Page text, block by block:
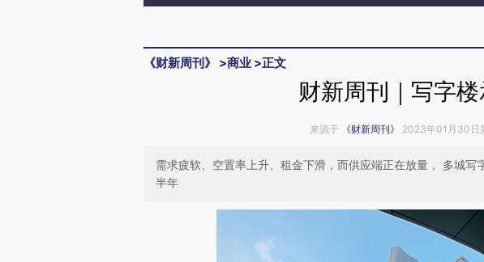
《财新周刊》 >商业 >正文
财新周刊｜写字
来源于 《财新周刊》 2023年01月30日
需求疲软、空置率上升、租金下滑，而供应端正在放量， 多城写
半年